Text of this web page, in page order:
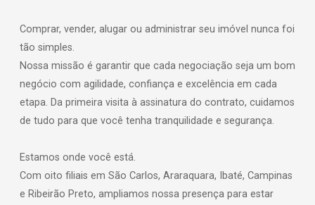
Comprar, vender, alugar ou administrar seu imóvel nunca foi
tão simples.
Nossa missão é garantir que cada negociação seja um bom
negócio com agilidade, confiança e excelência em cada
etapa. Da primeira visita à assinatura do contrato, cuidamos
de tudo para que você tenha tranquilidade e segurança.
Estamos onde você está.
Com oito filiais em São Carlos, Araraquara, Ibaté, Campinas
e Ribeirão Preto, ampliamos nossa presença para estar